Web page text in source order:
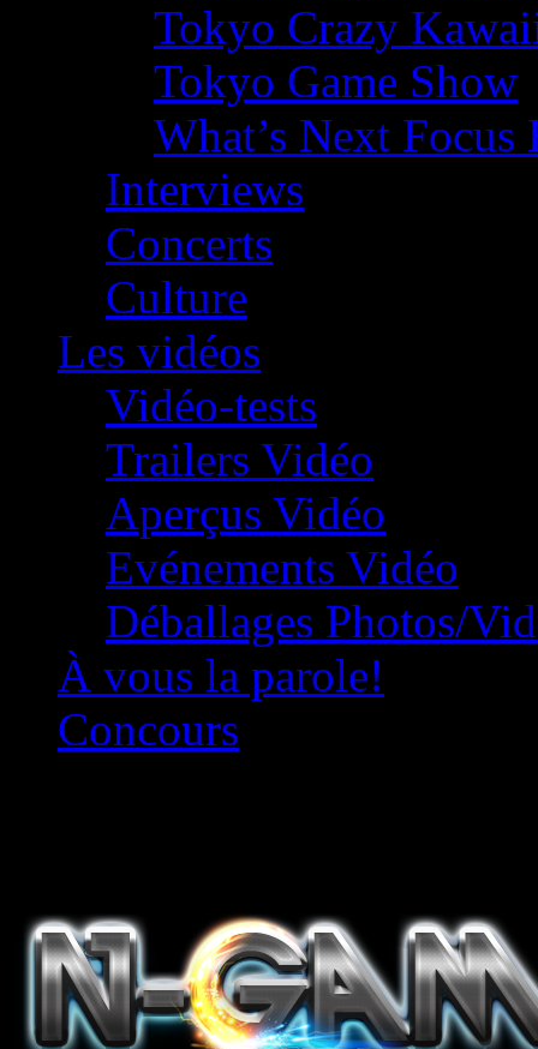
Tokyo Crazy
Tokyo Game Show
What’s Next
Interviews
Concerts
Culture
Les vidéos
Vidéo-tests
Trailers Vidéo
Aperçus Vidéo
Evénements Vidéo
Déballages Photos/
À vous la parole!
Concours